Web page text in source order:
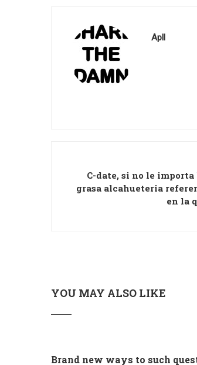
Apll
C-date, si no le
grasa alcahueteria
en la
YOU MAY ALSO LIKE